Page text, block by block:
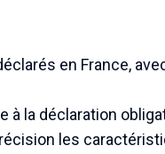
en France,
à la déclaration
les